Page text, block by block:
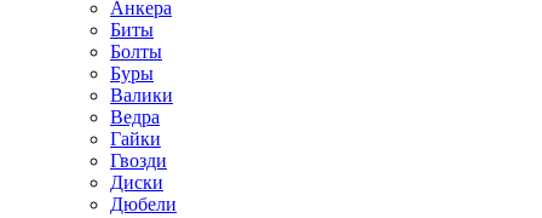
Анкера
Биты
Болты
Буры
Валики
Ведра
Гайки
Гвозди
Диски
Дюбели